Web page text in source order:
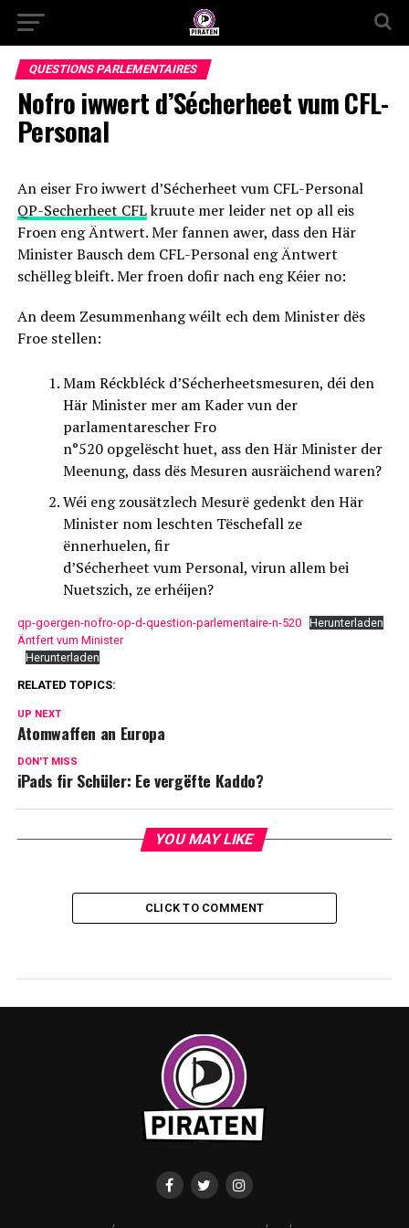
QUESTIONS PARLEMENTAIRES
Nofro iwwert d’Sécherheet vum CFL-
Personal
An eiser Fro iwwert d’Sécherheet vum CFL-Personal
QP-Secherheet CFLkruute mer leider net op all eis
Froen eng Äntwert. Mer fannen awer, dass den Här
Minister Bausch dem CFL-Personal eng Äntwert
schëlleg bleift. Mer froen dofir nach eng Kéier no:
An deem Zesummenhang wéilt ech dem Minister dës
Froe stellen:
Mam Réckbléck d’Sécherheetsmesuren, déi den
Här Minister mer am Kader vun der
parlamentarescher Fro
n°520 opgelëscht huet, ass den Här Minister der
Meenung, dass dës Mesuren ausräichend waren?
Wéi eng zousätzlech Mesurë gedenkt den Här
Minister nom leschten Tëschefall ze
ënnerhuelen, fir
d’Sécherheet vum Personal, virun allem bei
Nuetszich, ze erhéijen?
qp-goergen-nofro-op-d-question-parlementaire-n-520
Herunterladen
Äntfert vum Minister
Herunterladen
RELATED TOPICS:
UP NEXT
Atomwaffen an Europa
DON'T MISS
iPads fir Schüler: Ee vergëfte Kaddo?
YOU MAY LIKE
CLICK TO COMMENT